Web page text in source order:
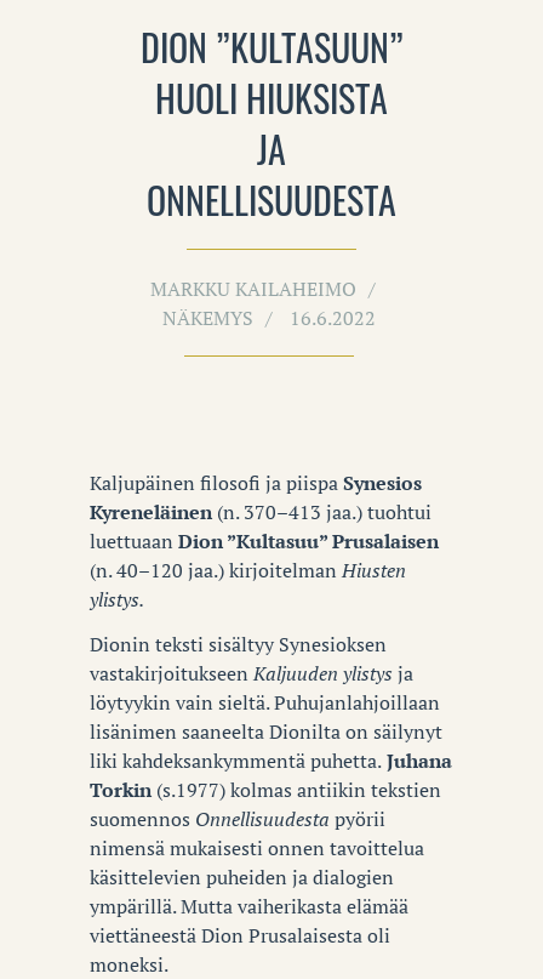
DION ”KULTASUUN”
HUOLI HIUKSISTA
JA
ONNELLISUUDESTA
MARKKU KAILAHEIMO
NÄKEMYS
16.6.2022
Kaljupäinen filosofi ja piispaSynesios
Kyreneläinen(n. 370–413 jaa.) tuohtui
luettuaan Dion ”Kultasuu” Prusalaisen
(n. 40–120 jaa.) kirjoitelmanHiusten
ylistys.
Dionin teksti sisältyy Synesioksen
vastakirjoitukseenKaljuuden ylistys ja
löytyykin vain sieltä. Puhujanlahjoillaan
lisänimen saaneelta Dionilta on säilynyt
liki kahdeksankymmentä puhetta.Juhana
Torkin(s.1977) kolmas antiikin tekstien
suomennos Onnellisuudesta pyörii
nimensä mukaisesti onnen tavoittelua
käsittelevien puheiden ja dialogien
ympärillä. Mutta vaiherikasta elämää
viettäneestä Dion Prusalaisesta oli
moneksi.